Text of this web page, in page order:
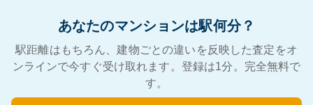
あなたのマンションは駅何分？
駅距離はもちろん、建物ごとの違いを反映した査定をオ
ンラインで今すぐ受け取れます。登録は1分。完全無料で
す。